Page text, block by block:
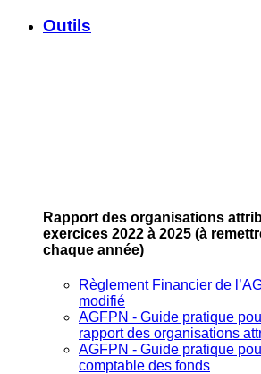
Outils
Rapport des organisations
exercices 2022 à 2025 (à
chaque année)
Règlement Financier de
modifié
AGFPN ‐ Guide pratique
rapport des organisations
AGFPN ‐ Guide pratique
comptable des fonds